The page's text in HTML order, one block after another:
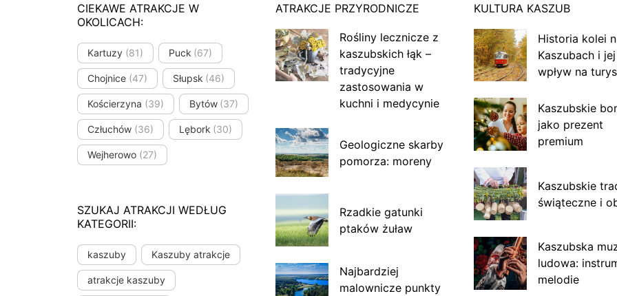
CIEKAWE ATRAKCJE W
OKOLICACH:
Kartuzy (81) Puck (67)
Chojnice (47) Słupsk (46)
Kościerzyna (39) Bytów (37)
Człuchów (36) Lębork (30)
Wejherowo (27)
SZUKAJ ATRAKCJI WEDŁUG
KATEGORII:
kaszuby Kaszuby atrakcje
atrakcje kaszuby
ATRAKCJE PRZYRODNICZE
Rośliny lecznicze z
kaszubskich łąk –
tradycyjne
zastosowania w
kuchni i medycynie
Geologiczne skarby
pomorza: moreny
Rzadkie gatunki
ptaków żuław
Najbardziej
malownicze punkty
KULTURA KASZUB
Historia kolei
Kaszubach i jej
wpływ na
Kaszubskie
jako prezent
premium
Kaszubskie
świąteczne i
Kaszubska
ludowa:
melodie